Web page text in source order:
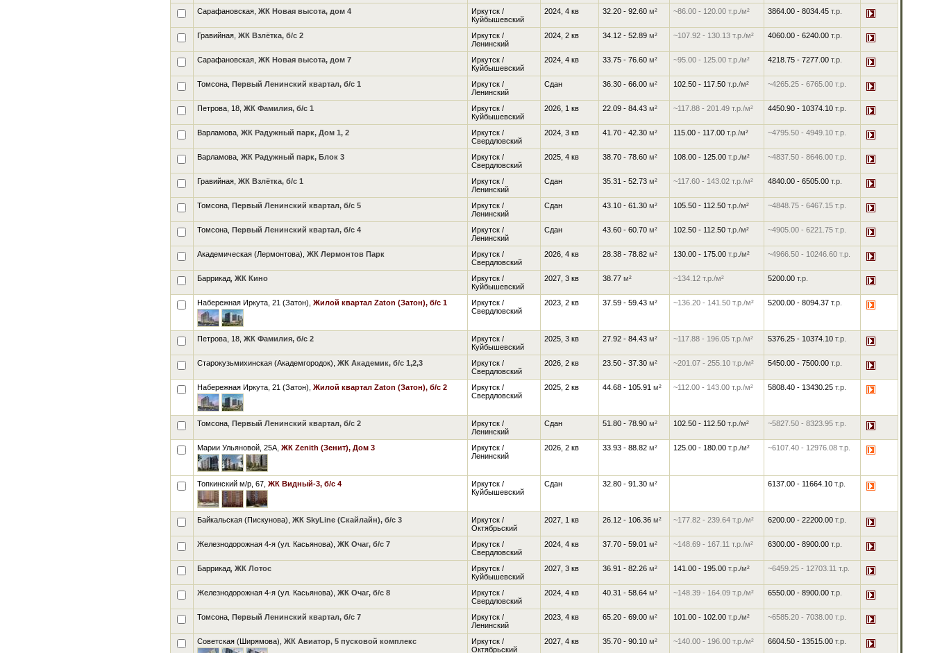
Сарафановская, ЖК Новая высота, дом 4
Иркутск /
Куйбышевский
2024, 4 кв 32.20 - 92.60 м² ~86.00- 120.00 т.р./м² 3864.00- 8034.45 т.р.
Гравийная, ЖК Взлётка, б/с 2
Иркутск /
Ленинский
2024, 2 кв 34.12 - 52.89 м² ~107.92- 130.13 т.р./м² 4060.00- 6240.00 т.р.
Сарафановская, ЖК Новая высота, дом 7
Иркутск /
Куйбышевский
2024, 4 кв 33.75 - 76.60 м² ~95.00- 125.00 т.р./м² 4218.75- 7277.00 т.р.
Томсона, Первый Ленинский квартал, б/с 1
Иркутск /
Ленинский
Сдан 36.30 - 66.00 м² 102.50- 117.50 т.р./м² ~4265.25- 6765.00 т.р.
Петрова, 18, ЖК Фамилия, б/с 1
Иркутск /
Куйбышевский
2026, 1 кв 22.09 - 84.43 м² ~117.88- 201.49 т.р./м² 4450.90- 10374.10 т.р.
Варламова, ЖК Радужный парк, Дом 1, 2
Иркутск /
Свердловский
2024, 3 кв 41.70 - 42.30 м² 115.00- 117.00 т.р./м² ~4795.50- 4949.10 т.р.
Варламова, ЖК Радужный парк, Блок 3
Иркутск /
Свердловский
2025, 4 кв 38.70 - 78.60 м² 108.00- 125.00 т.р./м² ~4837.50- 8646.00 т.р.
Гравийная, ЖК Взлётка, б/с 1
Иркутск /
Ленинский
Сдан 35.31 - 52.73 м² ~117.60- 143.02 т.р./м² 4840.00- 6505.00 т.р.
Томсона, Первый Ленинский квартал, б/с 5
Иркутск /
Ленинский
Сдан 43.10 - 61.30 м² 105.50- 112.50 т.р./м² ~4848.75- 6467.15 т.р.
Томсона, Первый Ленинский квартал, б/с 4
Иркутск /
Ленинский
Сдан 43.60 - 60.70 м² 102.50- 112.50 т.р./м² ~4905.00- 6221.75 т.р.
Академическая (Лермонтова), ЖК Лермонтов Парк
Иркутск /
Свердловский
2026, 4 кв 28.38 - 78.82 м² 130.00- 175.00 т.р./м² ~4966.50- 10246.60 т.р.
Баррикад, ЖК Кино
Иркутск /
Куйбышевский
2027, 3 кв 38.77 м² ~134.12 т.р./м² 5200.00 т.р.
Набережная Иркута, 21 (Затон), Жилой квартал Zaton (Затон), б/с 1
Иркутск /
Свердловский
2023, 2 кв 37.59 - 59.43 м² ~136.20- 141.50 т.р./м² 5200.00- 8094.37 т.р.
Петрова, 18, ЖК Фамилия, б/с 2
Иркутск /
Куйбышевский
2025, 3 кв 27.92 - 84.43 м² ~117.88- 196.05 т.р./м² 5376.25- 10374.10 т.р.
Старокузьмихинская (Академгородок), ЖК Академик, б/с 1,2,3
Иркутск /
Свердловский
2026, 2 кв 23.50 - 37.30 м² ~201.07- 255.10 т.р./м² 5450.00- 7500.00 т.р.
Набережная Иркута, 21 (Затон), Жилой квартал Zaton (Затон), б/с 2
Иркутск /
Свердловский
2025, 2 кв 44.68 - 105.91 м² ~112.00- 143.00 т.р./м² 5808.40- 13430.25 т.р.
Томсона, Первый Ленинский квартал, б/с 2
Иркутск /
Ленинский
Сдан 51.80 - 78.90 м² 102.50- 112.50 т.р./м² ~5827.50- 8323.95 т.р.
Марии Ульяновой, 25А, ЖК Zenith (Зенит), Дом 3
Иркутск /
Ленинский
2026, 2 кв 33.93 - 88.82 м² 125.00- 180.00 т.р./м² ~6107.40- 12976.08 т.р.
Топкинский м/р, 67, ЖК Видный-3, б/с 4
Иркутск /
Куйбышевский
Сдан 32.80 - 91.30 м² 6137.00- 11664.10 т.р.
Байкальская (Пискунова), ЖК SkyLine (Скайлайн), б/с 3
Иркутск /
Октябрьский
2027, 1 кв 26.12 - 106.36 м² ~177.82- 239.64 т.р./м² 6200.00- 22200.00 т.р.
Железнодорожная 4-я (ул. Касьянова), ЖК Очаг, б/с 7
Иркутск /
Свердловский
2024, 4 кв 37.70 - 59.01 м² ~148.69- 167.11 т.р./м² 6300.00- 8900.00 т.р.
Баррикад, ЖК Лотос
Иркутск /
Куйбышевский
2027, 3 кв 36.91 - 82.26 м² 141.00- 195.00 т.р./м² ~6459.25- 12703.11 т.р.
Железнодорожная 4-я (ул. Касьянова), ЖК Очаг, б/с 8
Иркутск /
Свердловский
2024, 4 кв 40.31 - 58.64 м² ~148.39- 164.09 т.р./м² 6550.00- 8900.00 т.р.
Томсона, Первый Ленинский квартал, б/с 7
Иркутск /
Ленинский
2023, 4 кв 65.20 - 69.00 м² 101.00- 102.00 т.р./м² ~6585.20- 7038.00 т.р.
Советская (Ширямова), ЖК Авиатор, 5 пусковой комплекс
Иркутск /
Октябрьский
2027, 4 кв 35.70 - 90.10 м² ~140.00- 196.00 т.р./м² 6604.50- 13515.00 т.р.